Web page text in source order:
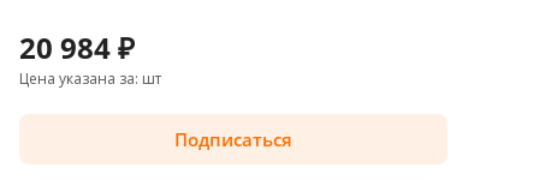
20 984 ₽
Цена указана за: шт
Подписаться